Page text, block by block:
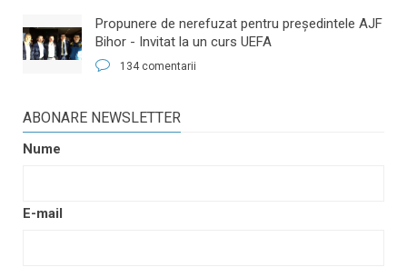
​Propunere de nerefuzat pentru preşedintele AJF
Bihor - Invitat la un curs UEFA
134 comentarii
ABONARE NEWSLETTER
Nume
E-mail